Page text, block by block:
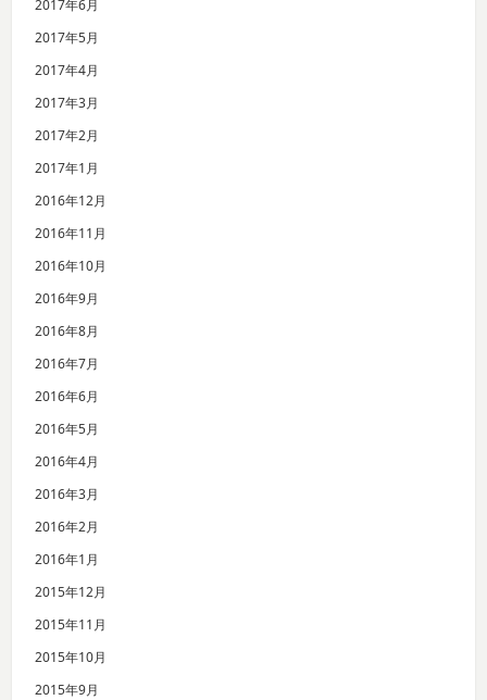
2017年6月
2017年5月
2017年4月
2017年3月
2017年2月
2017年1月
2016年12月
2016年11月
2016年10月
2016年9月
2016年8月
2016年7月
2016年6月
2016年5月
2016年4月
2016年3月
2016年2月
2016年1月
2015年12月
2015年11月
2015年10月
2015年9月